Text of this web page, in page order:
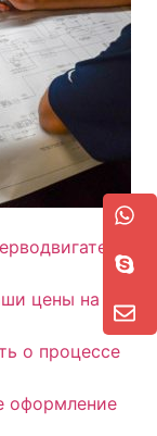
цены на
о процессе
оформление